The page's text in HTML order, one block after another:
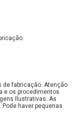
de fabricação. Atenção
e os procedimentos
Ilustrativas: As
haver pequenas